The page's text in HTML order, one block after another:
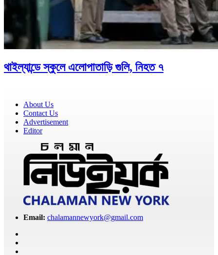
থাইল্যান্ডে স্কুলে এলোপাতাড়ি গুলি, নিহত ৭
About Us
Contact Us
Advertisement
Editor
Email: chalamannewyork@gmail.com